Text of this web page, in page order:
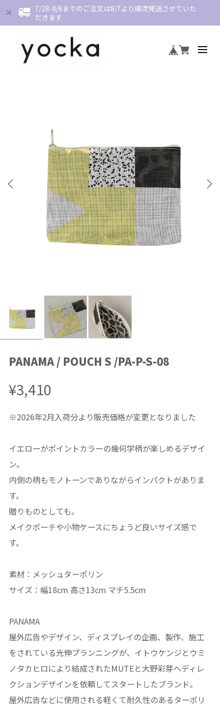
7/28-8/6までのご注文は8/7より順次発送させていた
だきます
PANAMA / POUCH S /PA-P-S-08
¥3,410
※2026年2月入荷分より販売価格が変更となりました
イエローがポイントカラーの幾何学柄が楽しめるデザイ
ン。
内側の柄もモノトーンでありながらインパクトがありま
す。
贈りものとしても。
メイクポーチや小物ケースにちょうど良いサイズ感で
す。
素材：メッシュターポリン
サイズ：幅18cm 高さ13cm マチ5.5cm
PANAMA
屋外広告やデザイン、ディスプレイの企画、製作、施工
をされている光伸プランニングが、イトウケンジとウミ
ノタカヒロにより結成されたMUTEと大野彩芽へディレ
クションデザインを依頼してスタートしたブランド。
屋外広告などに使用される軽くて耐久性のあるターポリ